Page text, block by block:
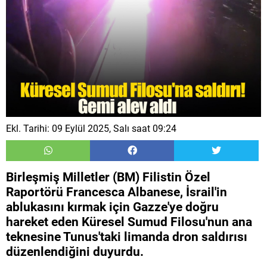
Ekl. Tarihi: 09 Eylül 2025, Salı saat 09:24
Birleşmiş Milletler (BM) Filistin Özel
Raportörü Francesca Albanese, İsrail'in
ablukasını kırmak için Gazze'ye doğru
hareket eden Küresel Sumud Filosu'nun ana
teknesine Tunus'taki limanda dron saldırısı
düzenlendiğini duyurdu.